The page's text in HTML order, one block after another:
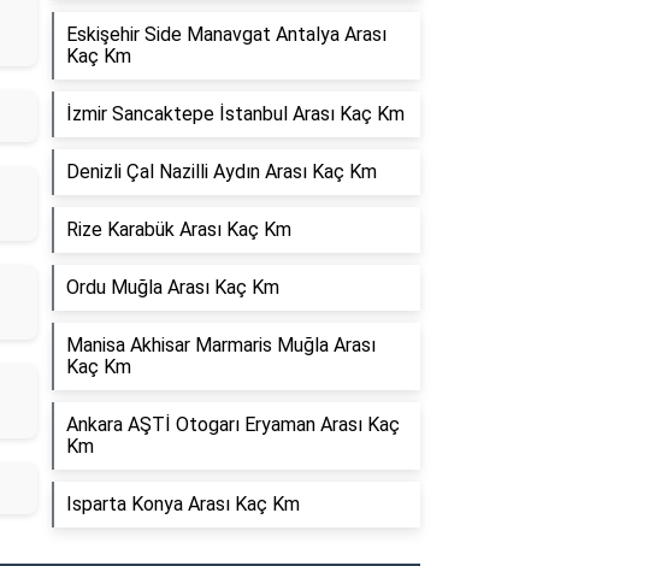
Eskişehir Side Manavgat Antalya Arası
Kaç Km
İzmir Sancaktepe İstanbul Arası Kaç Km
Denizli Çal Nazilli Aydın Arası Kaç Km
Rize Karabük Arası Kaç Km
Ordu Muğla Arası Kaç Km
Manisa Akhisar Marmaris Muğla Arası
Kaç Km
Ankara AŞTİ Otogarı Eryaman Arası Kaç
Km
Isparta Konya Arası Kaç Km